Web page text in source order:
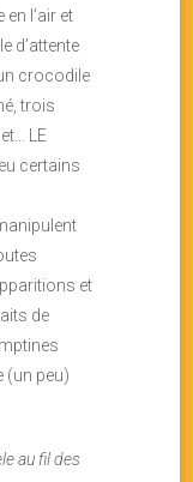
l’air et
d’attente
crocodile
trois
LE
certains
et
de
(un peu)
au fil des